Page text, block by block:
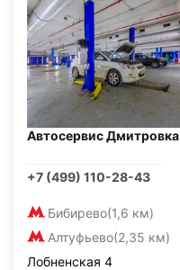
Автосервис Дмитровка
+7 (499) 110-28-43
Бибирево(1,6 км)
Алтуфьево(2,35 км)
Лобненская 4